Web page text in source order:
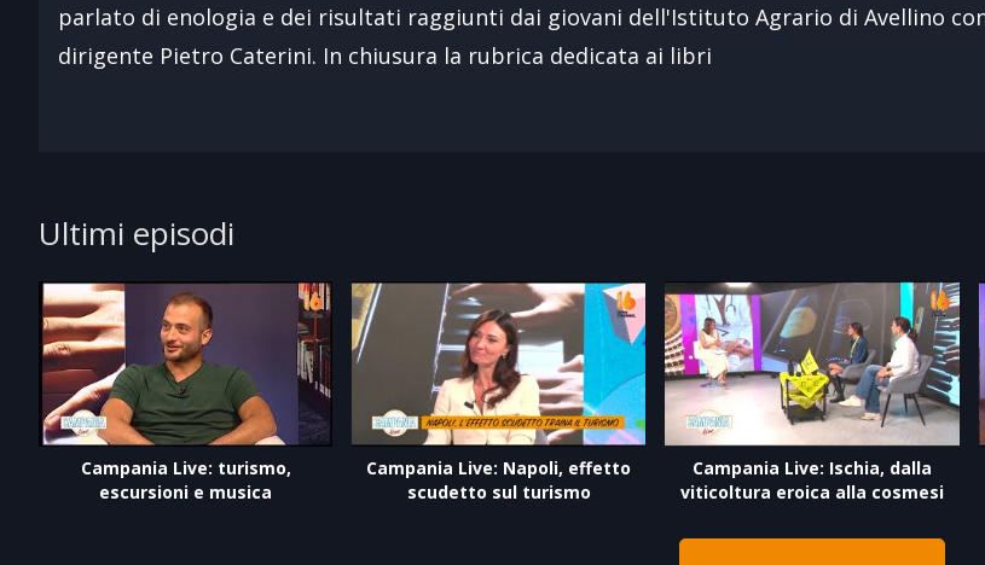
parlato di enologia e dei risultati raggiunti dai giovani dell'Istituto Agrario di Avellino
dirigente Pietro Caterini. In chiusura la rubrica dedicata ai libri
Ultimi episodi
Campania Live: turismo,
escursioni e musica
Campania Live: Napoli, effetto
scudetto sul turismo
Campania Live: Ischia, dalla
viticoltura eroica alla cosmesi